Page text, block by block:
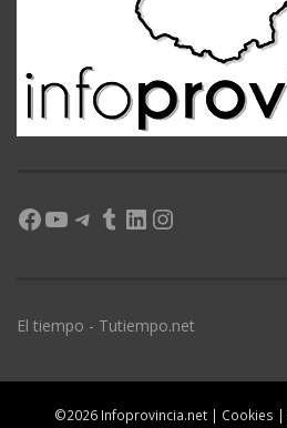
Facebook
YouTube
Telegram
Tumblr
LinkedIn
Instagram
El tiempo - Tutiempo.net
©2026 Infoprovincia.net | Cookies |